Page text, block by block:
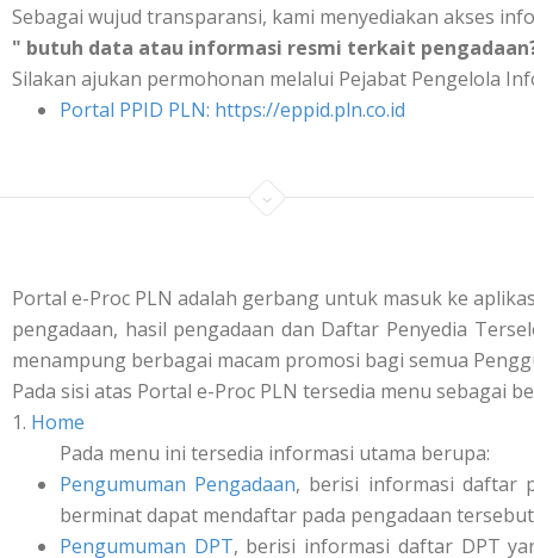
Sebagai wujud transparansi, kami menyediakan akses
" butuh data atau informasi resmi terkait
Silakan ajukan permohonan melalui Pejabat Pengelola
Portal PPID PLN: https://eppid.pln.co.id
Portal e-Proc PLN adalah gerbang untuk masuk ke
pengadaan, hasil pengadaan dan Daftar Penyedia
menampung berbagai macam promosi bagi semua
Pada sisi atas Portal e-Proc PLN tersedia menu sebagai
1. Home
Pada menu ini tersedia informasi utama berupa:
Pengumuman Pengadaan, berisi informasi daftar
berminat dapat mendaftar pada pengadaan
Pengumuman DPT, berisi informasi daftar DPT